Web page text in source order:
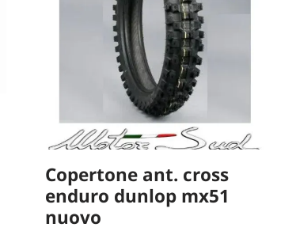
Copertone ant. cross
enduro dunlop mx51
nuovo